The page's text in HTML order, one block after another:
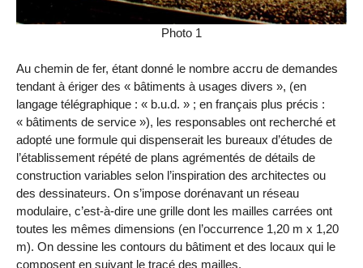
Photo 1
Au chemin de fer, étant donné le nombre accru de demandes
tendant à ériger des « bâtiments à usages divers », (en
langage télégraphique : « b.u.d. » ; en français plus précis :
« bâtiments de service »), les responsables ont recherché et
adopté une formule qui dispenserait les bureaux d’études de
l’établissement répété de plans agrémentés de détails de
construction variables selon l’inspiration des architectes ou
des dessinateurs. On s’impose dorénavant un réseau
modulaire, c’est-à-dire une grille dont les mailles carrées ont
toutes les mêmes dimensions (en l’occurrence 1,20 m x 1,20
m). On dessine les contours du bâtiment et des locaux qui le
composent en suivant le tracé des mailles.